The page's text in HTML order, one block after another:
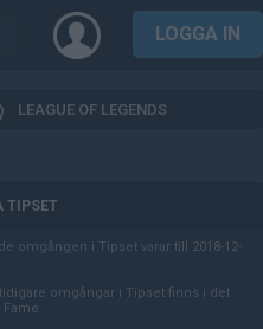
LOGGA IN
LEAGUE OF LEGENDS
TIPSET
omgången i Tipset varar till 2018-12-
omgångar i Tipset finns i det